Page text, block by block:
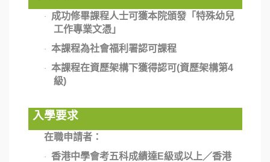
·
成功修畢課程人士可獲本院頒發「特殊幼兒
工作專業文憑」
· 本課程為社會福利署認可課程
· 本課程在資歷架構下獲得認可(資歷架構第4
級)
入學要求
在職申請者：
· 香港中學會考五科成績達E級或以上／香港